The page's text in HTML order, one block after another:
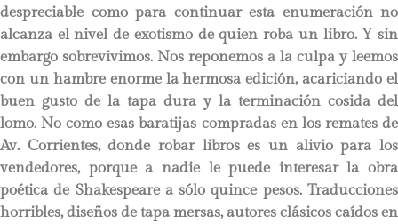
despreciable como para continuar esta enumeración no
alcanza el nivel de exotismo de quien roba un libro. Y sin
embargo sobrevivimos. Nos reponemos a la culpa y leemos
con un hambre enorme la hermosa edición, acariciando el
buen gusto de la tapa dura y la terminación cosida del
lomo. No como esas baratijas compradas en los remates de
Av. Corrientes, donde robar libros es un alivio para los
vendedores, porque a nadie le puede interesar la obra
poética de Shakespeare a sólo quince pesos. Traducciones
horribles, diseños de tapa mersas, autores clásicos caídos en